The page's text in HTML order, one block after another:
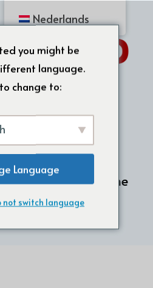
mal/ Silicone
ijstaart vorm
Nederlands
you might be
language.
change to:
Language
not switch language